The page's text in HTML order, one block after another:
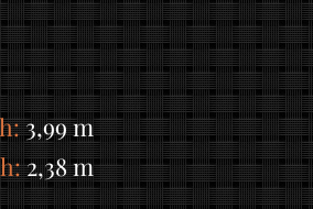
3,99 m
2,38 m